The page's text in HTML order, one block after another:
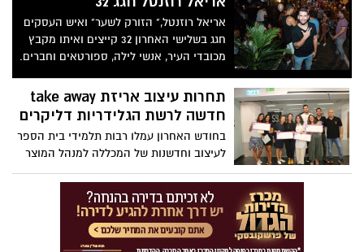
אריאל רוזנטל," הזורק לשער" ואיש העסקים
חגג בשלישי האחרון 32 קייצים ואיתו מקבץ
מכובדי העיר, אנשי לילה, ספורטאים וחברים.
תחרות עיצוב אריזת take away
חדשה לרשת הגלידריות דליקרים
בחודש האחרון עמלו רבות תלמידי בית הספר
לעיצוב וחדשנות של המכללה למנהל המוצר
במכללה למנהל במסגרת תחרות עיצוב אריזת
take away חדשה לרשת הגלידריות דליקרים.